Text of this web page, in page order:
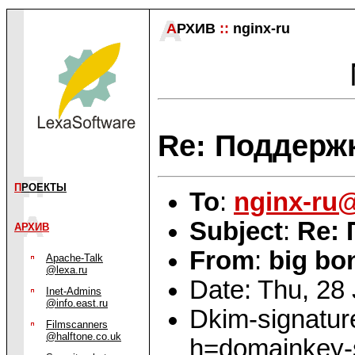
П РОЕКТЫ
АРХИВ
Apache-Talk
@lexa.ru
Inet-Admins
@info.east.ru
Filmscanners
@halftone.co.uk
АРХИВ :: nginx-ru
Re:
To: nginx-
Subject: Re:
From: big
Date: Thu, 28
Dkim-